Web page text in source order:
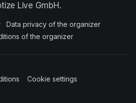
Live GmbH.
(opens in a new tab)
Data privacy of the organizer
of the organizer
(opens in a new tab)
Cookie settings